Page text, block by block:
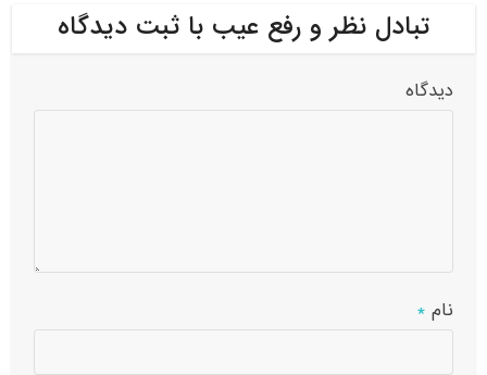
تبادل نظر و رفع عیب با ثبت دیدگاه
دیدگاه
نام*